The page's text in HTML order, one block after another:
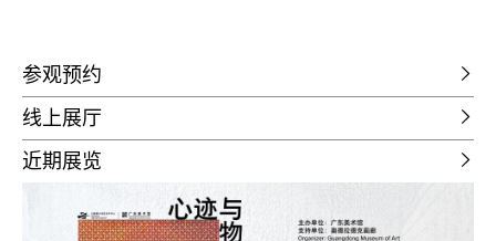
参观预约
线上展厅
近期展览